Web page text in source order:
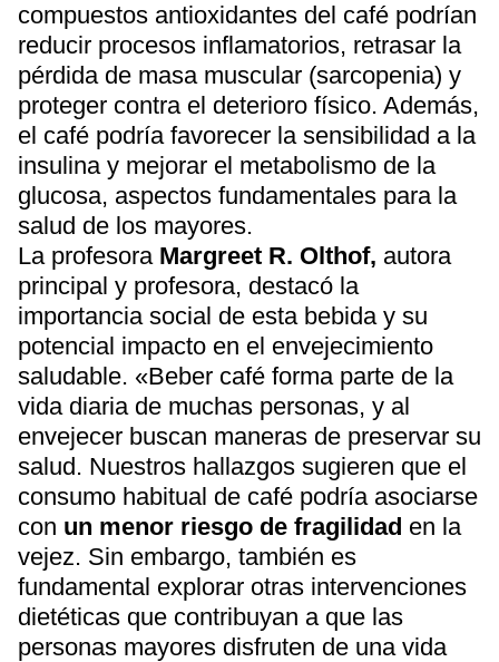
compuestos antioxidantes del café podrían
reducir procesos inflamatorios, retrasar la
pérdida de masa muscular (sarcopenia) y
proteger contra el deterioro físico. Además,
el café podría favorecer la sensibilidad a la
insulina y mejorar el metabolismo de la
glucosa, aspectos fundamentales para la
salud de los mayores.
La profesora Margreet R. Olthof, autora
principal y profesora, destacó la
importancia social de esta bebida y su
potencial impacto en el envejecimiento
saludable. «Beber café forma parte de la
vida diaria de muchas personas, y al
envejecer buscan maneras de preservar su
salud. Nuestros hallazgos sugieren que el
consumo habitual de café podría asociarse
con un menor riesgo de fragilidad en la
vejez. Sin embargo, también es
fundamental explorar otras intervenciones
dietéticas que contribuyan a que las
personas mayores disfruten de una vida